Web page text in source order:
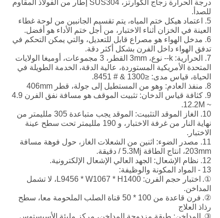
درجة الحرارة زجاج الكوارتز، SUS304 إطار من الفولاذ المقاوم
للصدأ.
5. اعتماد هيكل ختم المياه، يتم تقسيم الجانبين من لوحة غطاء
العينة في الخزان أثناء الاختبار، من أجل ختم الأداء هو أفضل.
6. مدخل الهواء هو مصراع قابل للتعديل، والتي يمكن التحكم في
تدفق الهواء داخل الفرن بشكل أكثر دقة.
7. الحرارية: k-- نوع، 3mm القطر، 3 مجموعات، أوميغا الولايات
المتحدة الأمريكية المستوردة، عالية الدقة، الخدمة الطويلة في
الحياة، قياس مدى: ≤1300 & # 8451.
8. منفذ العادم: وهو من المستطيل إلى جولة، قطر 406mm
9. كثافة قياس الدخان: تثبيت الموقف هو مسافة نفق الفرن 4.9
~ 12.2M.
10. الغاز الموقد التثبيت: الموقد يجب متباعدة 305 ملليمتر من
نهاية النار من غرفة الاختبار، و 190 ملليمتر تحت سطح عينة
الاختبار.
11. مصدر الضوء: اثنين من الشعلات الغاز، حول فوهة مسافة
203mm، انتاج الطاقة 5.3Mj / دقيقة.
12. نظام الإشعال: الجهد العالي الإشعال الإلكترونية.
13 - المواد المكونة والوظيفة:
①.
اختبار حجم الفرن: L9456 * W1067 * H1400، لا تشمل
المداخن.
②.
فرن قاعدة من 100 * 50 قناة الصلب الملحومة معا، سطح
رذاذ العلاج